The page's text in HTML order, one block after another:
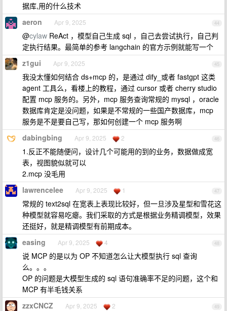
据库,用的什么技术
44
aeron Apr 9, 2025
@cylaw ReAct ，模型自己生成 sql ，自己去尝试执行，自己判
定执行结果。最简单的参考 langchain 的官方示例就能写一个
45
z1gui Apr 9, 2025
我没太懂如何结合 ds+mcp 的，是通过 dify_或者 fastgpt 这类
agent 工具么，看楼上的教程，通过 cursor 或者 cherry studio
配置 mcp 服务的。另外，mcp 服务查询常规的 mysql ，oracle
数据库肯定是没问题，如果是不常规的一些国产数据库，mcp
服务是不是要自己写，那如何创建一个 mcp 服务啊
46
dabingbing Apr 9, 2025 2
1.反正不能随便问，设计几个可能用的到的业务，数据做成宽
表，视图貌似就可以
2.mcp 没毛用
47
lawrencelee Apr 9, 2025 1
常规的 text2sql 在宽表上表现比较好，但一旦涉及星型和雪花这
种模型就容易吃瘪。我们采取的方式是根据业务精调模型，效果
还挺好，就是精调模型有前期成本。
48
easing Apr 9, 2025 4
说 MCP 的是以为 OP 不知道怎么让大模型执行 sql 查询
么。。。
OP 的问题是大模型生成的 sql 语句准确率不足的问题，这个和
MCP 有半毛钱关系
49
zzxCNCZ Apr 9, 2025 2